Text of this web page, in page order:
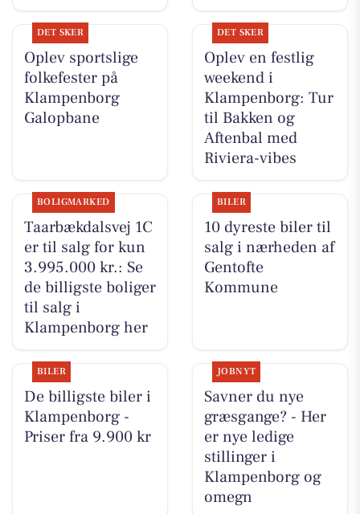
DET SKER
Oplev sportslige
folkefester på
Klampenborg
Galopbane
DET SKER
Oplev en festlig
weekend i
Klampenborg: Tur
til Bakken og
Aftenbal med
Riviera-vibes
BOLIGMARKED
Taarbækdalsvej 1C
er til salg for kun
3.995.000 kr.: Se
de billigste boliger
til salg i
Klampenborg her
BILER
10 dyreste biler til
salg i nærheden af
Gentofte
Kommune
BILER
De billigste biler i
Klampenborg -
Priser fra 9.900 kr
JOBNYT
Savner du nye
græsgange? - Her
er nye ledige
stillinger i
Klampenborg og
omegn